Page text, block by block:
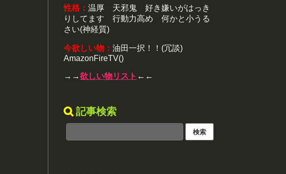
性格： 温厚 天邪鬼 好き嫌いがはっき
りしてます 行動力高め 何かと小うる
さい(神経質)
今欲しい物： 油田一択！！(冗談)
AmazonFireTV()
→→欲しい物リスト ←←
記事検索